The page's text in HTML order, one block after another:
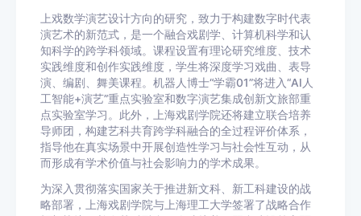
上戏数学演艺设计方向的研究，致力于构建数字时代表
演艺术的新范式，是一个融合戏剧学、计算机科学和认
知科学的跨学科领域。课程设置有理论研究维度、技术
实践维度和创作实践维度，学生将深度学习戏曲、表导
演、编剧、舞美课程。机器人博士“学霸01”将进入“AI人
工智能+演艺”重点实验室和数字演艺集成创新文旅部重
点实验室学习。此外，上海戏剧学院还将建立联合培养
导师团，构建艺科共育跨学科融合的全过程评价体系，
指导他在真实场景中开展创造性学习与社会性互动，从
而形成有学术价值与社会影响力的学术成果。
为深入贯彻落实国家关于推进新文科、新工科建设的战
略部署，上海戏剧学院与上海理工大学签署了战略合作